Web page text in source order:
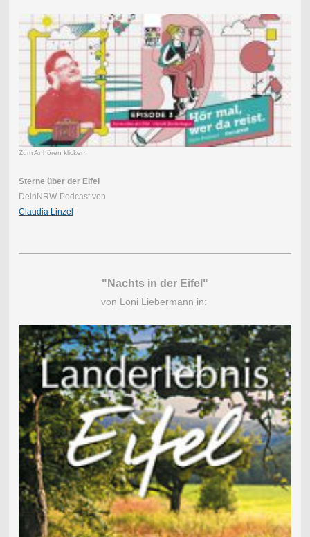
Zum Anhören klicken!
Sterne über der Eifel
DeinNRW-Podcast von
Claudia Linzel
"Nachts in der Eifel"
von Loni Liebermann in: